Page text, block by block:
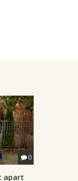
0
apart